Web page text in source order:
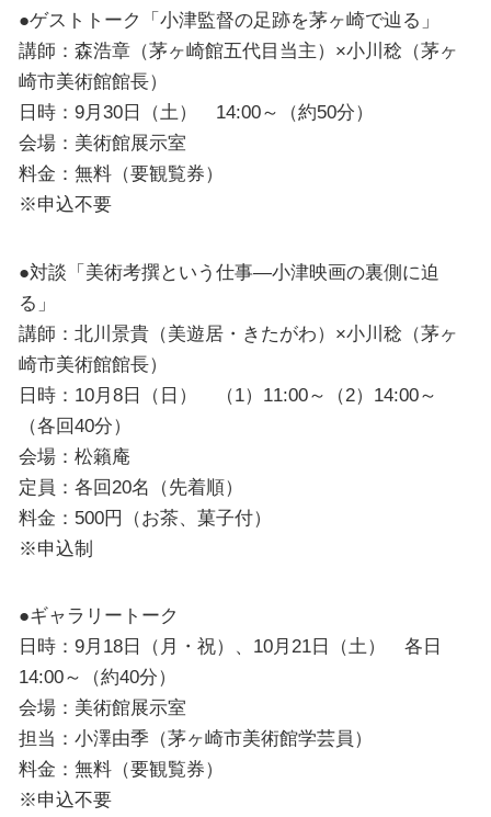
●ゲストトーク「小津監督の足跡を茅ヶ崎で辿る」
講師：森浩章（茅ヶ崎館五代目当主）×小川稔（茅ヶ
崎市美術館館長）
日時：9月30日（土） 14:00～（約50分）
会場：美術館展示室
料金：無料（要観覧券）
※申込不要
●対談「美術考撰という仕事―小津映画の裏側に迫
る」
講師：北川景貴（美遊居・きたがわ）×小川稔（茅ヶ
崎市美術館館長）
日時：10月8日（日） （1）11:00～（2）14:00～
（各回40分）
会場：松籟庵
定員：各回20名（先着順）
料金：500円（お茶、菓子付）
※申込制
●ギャラリートーク
日時：9月18日（月・祝）、10月21日（土） 各日
14:00～（約40分）
会場：美術館展示室
担当：小澤由季（茅ヶ崎市美術館学芸員）
料金：無料（要観覧券）
※申込不要